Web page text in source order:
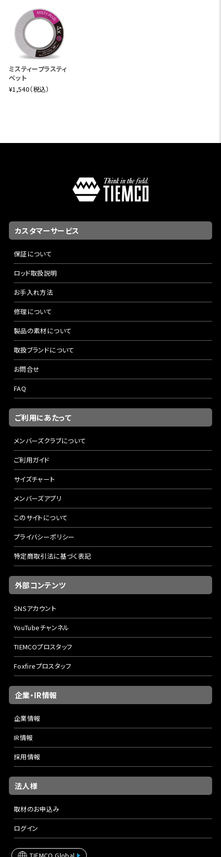
ミスティープラスティ
ペット
¥1,540（税込）
カスタマーサービス
保証について
ロッド取扱説明
お手入れ方法
修理について
製品の素材について
取扱ブランドについて
お問合せ
FAQ
ご利用にあたって
メンバーズクラブについて
ご利用ガイド
サイズチャート
メンバーズアプリ
このサイトについて
プライバシーポリシー
特定商取引法に基づく表記
外部コンテンツ
SNSアカウント
YouTubeチャンネル
TIEMCOプロスタッフ
Foxfireプロスタッフ
企業・IR情報
企業情報
IR情報
採用情報
法人様
取材のお申込み
ログイン